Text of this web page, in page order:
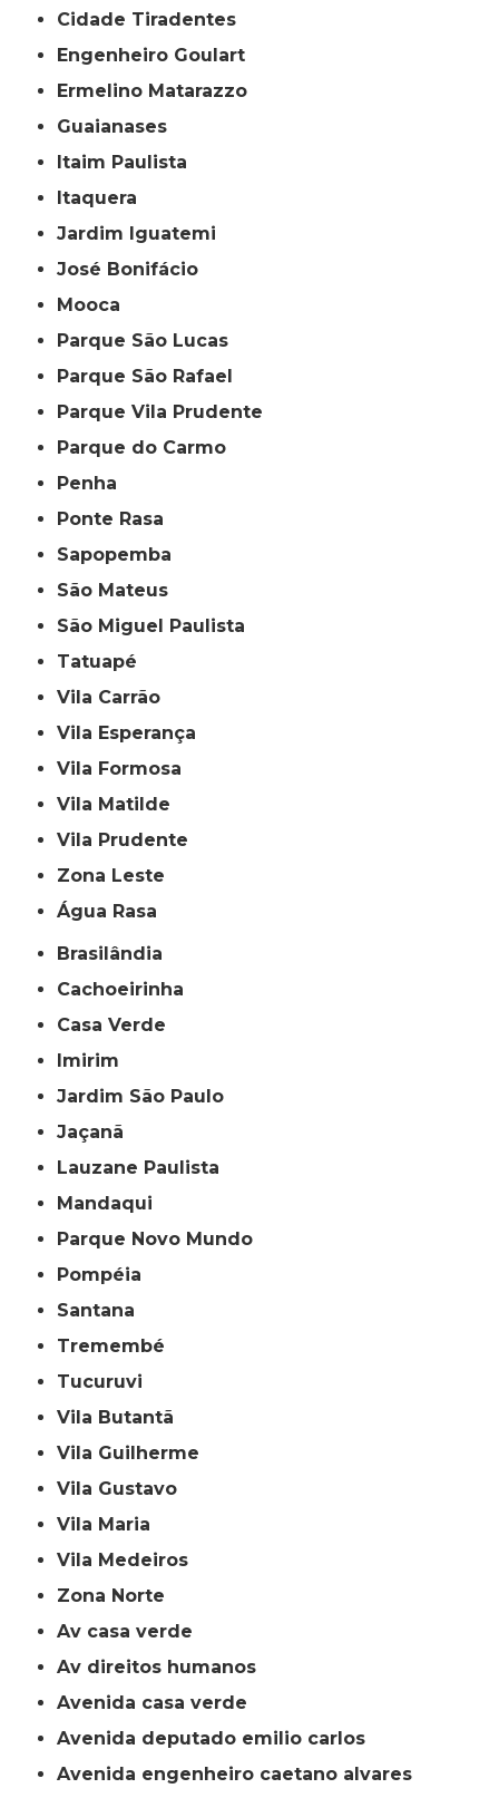
Cidade Tiradentes
Engenheiro Goulart
Ermelino Matarazzo
Guaianases
Itaim Paulista
Itaquera
Jardim Iguatemi
José Bonifácio
Mooca
Parque São Lucas
Parque São Rafael
Parque Vila Prudente
Parque do Carmo
Penha
Ponte Rasa
Sapopemba
São Mateus
São Miguel Paulista
Tatuapé
Vila Carrão
Vila Esperança
Vila Formosa
Vila Matilde
Vila Prudente
Zona Leste
Água Rasa
Brasilândia
Cachoeirinha
Casa Verde
Imirim
Jardim São Paulo
Jaçanã
Lauzane Paulista
Mandaqui
Parque Novo Mundo
Pompéia
Santana
Tremembé
Tucuruvi
Vila Butantã
Vila Guilherme
Vila Gustavo
Vila Maria
Vila Medeiros
Zona Norte
av casa verde
av direitos humanos
avenida casa verde
avenida deputado emilio carlos
avenida engenheiro caetano alvares